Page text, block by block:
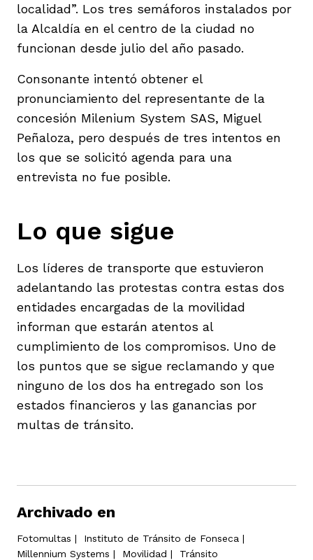
localidad”. Los tres semáforos instalados por
la Alcaldía en el centro de la ciudad no
funcionan desde julio del año pasado.
Consonante intentó obtener el
pronunciamiento del representante de la
concesión Milenium System SAS, Miguel
Peñaloza, pero después de tres intentos en
los que se solicitó agenda para una
entrevista no fue posible.
Lo que sigue
Los líderes de transporte que estuvieron
adelantando las protestas contra estas dos
entidades encargadas de la movilidad
informan que estarán atentos al
cumplimiento de los compromisos. Uno de
los puntos que se sigue reclamando y que
ninguno de los dos ha entregado son los
estados financieros y las ganancias por
multas de tránsito.
Archivado en
Fotomultas | Instituto de Tránsito de Fonseca |
Millennium Systems | Movilidad | Tránsito